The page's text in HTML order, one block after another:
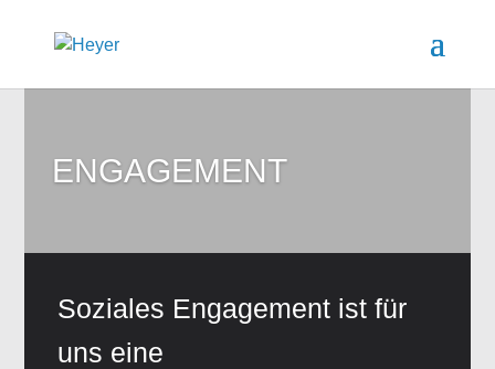
ENGAGEMENT
Soziales Engagement ist für
uns eine